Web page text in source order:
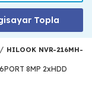
Topla
HILOOK NVR-216MH-